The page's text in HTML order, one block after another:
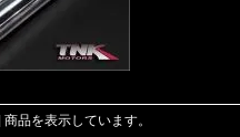
商品を表示しています。